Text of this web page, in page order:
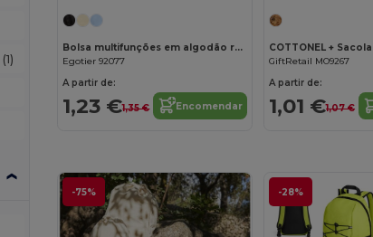
(1)
Bolsa multifunções em algodão reciclado (70%) e poliéster (30% rPET) (140 g/m²)
Egotier 92077
A partir de:
1,23 €1,35 € Encomendar
GiftRetail MO9267
A partir de:
1,01 €1,07 €
-75% -28%